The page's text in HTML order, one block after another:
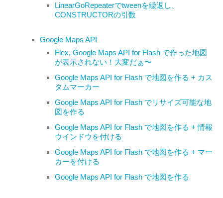
LinearGoRepeaterでtweenを繰返し、
CONSTRUCTORの引数
Google Maps API
Flex, Google Maps API for Flash で作った地図
が表示されない！大変だぁ〜
Google Maps API for Flash で地図を作る + カス
タムマーカー
Google Maps API for Flash でリサイズ可能な地
図を作る
Google Maps API for Flash で地図を作る + 情報
ウインドウを付ける
Google Maps API for Flash で地図を作る + マー
カーを付ける
Google Maps API for Flash で地図を作る